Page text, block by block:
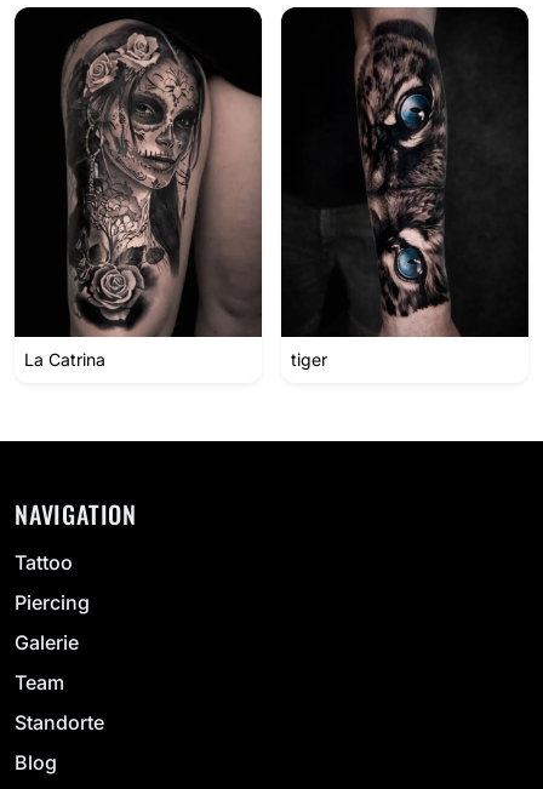
La Catrina tiger
NAVIGATION
Tattoo
Piercing
Galerie
Team
Standorte
Blog